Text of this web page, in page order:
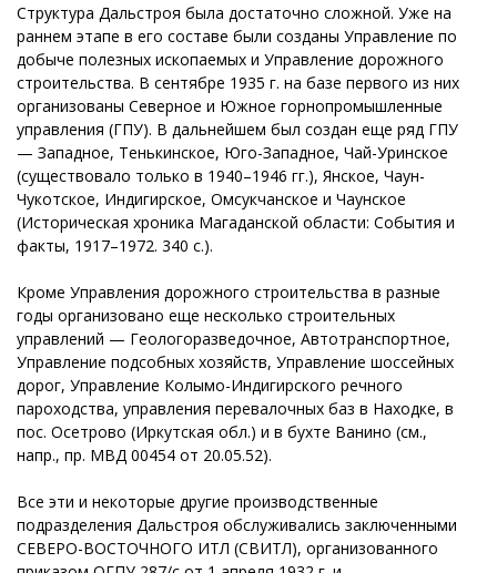
Структура Дальстроя была достаточно сложной. Уже на
раннем этапе в его составе были созданы Управление по
добыче полезных ископаемых и Управление дорожного
строительства. В сентябре 1935 г. на базе первого из них
организованы Северное и Южное горнопромышленные
управления (ГПУ). В дальнейшем был создан еще ряд ГПУ
— Западное, Тенькинское, Юго-Западное, Чай-Уринское
(существовало только в 1940–1946 гг.), Янское, Чаун-
Чукотское, Индигирское, Омсукчанское и Чаунское
(Историческая хроника Магаданской области: События и
факты, 1917–1972. 340 с.).
Кроме Управления дорожного строительства в разные
годы организовано еще несколько строительных
управлений — Геологоразведочное, Автотранспортное,
Управление подсобных хозяйств, Управление шоссейных
дорог, Управление Колымо-Индигирского речного
пароходства, управления перевалочных баз в Находке, в
пос. Осетрово (Иркутская обл.) и в бухте Ванино (см.,
напр., пр. МВД 00454 от 20.05.52).
Все эти и некоторые другие производственные
подразделения Дальстроя обслуживались заключенными
СЕВЕРО-ВОСТОЧНОГО ИТЛ (СВИТЛ), организованного